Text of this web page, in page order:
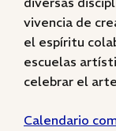
vivencia de
el espíritu
escuelas
celebrar el
Calendario